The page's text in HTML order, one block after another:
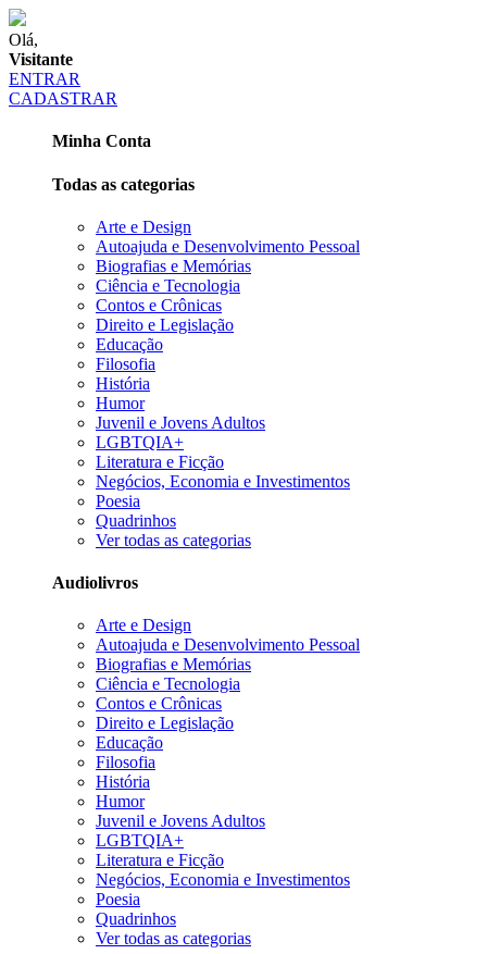
Olá,
Visitante
ENTRAR
CADASTRAR
Minha Conta
Todas as categorias
Arte e Design
Autoajuda e Desenvolvimento Pessoal
Biografias e Memórias
Ciência e Tecnologia
Contos e Crônicas
Direito e Legislação
Educação
Filosofia
História
Humor
Juvenil e Jovens Adultos
LGBTQIA+
Literatura e Ficção
Negócios, Economia e Investimentos
Poesia
Quadrinhos
Ver todas as categorias
Audiolivros
Arte e Design
Autoajuda e Desenvolvimento Pessoal
Biografias e Memórias
Ciência e Tecnologia
Contos e Crônicas
Direito e Legislação
Educação
Filosofia
História
Humor
Juvenil e Jovens Adultos
LGBTQIA+
Literatura e Ficção
Negócios, Economia e Investimentos
Poesia
Quadrinhos
Ver todas as categorias